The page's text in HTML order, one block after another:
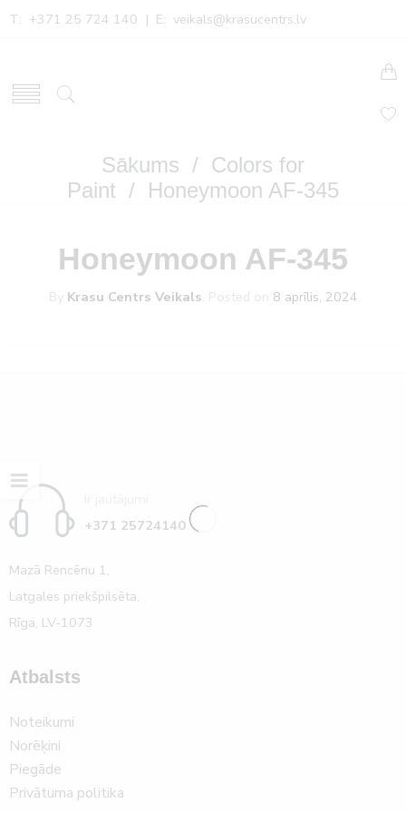
T: +371 25 724 140 | E: veikals@krasucentrs.lv
Sākums / Colors for
Paint / Honeymoon AF-345
Honeymoon AF-345
By Krasu Centrs Veikals Posted on 8 aprīlis, 2024
+371 25724140
Mazā Rencēnu 1,
Latgales priekšpilsēta,
Rīga, LV-1073
Atbalsts
Noteikumi
Norēķini
Piegāde
Privātuma politika